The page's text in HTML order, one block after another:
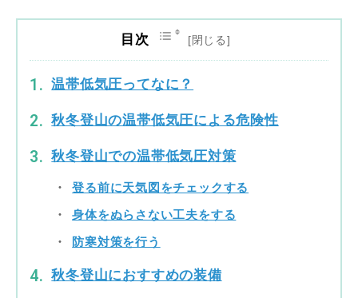
目次
温帯低気圧ってなに？
秋冬登山の温帯低気圧による危険性
秋冬登山での温帯低気圧対策
登る前に天気図をチェックする
身体をぬらさない工夫をする
防寒対策を行う
秋冬登山におすすめの装備